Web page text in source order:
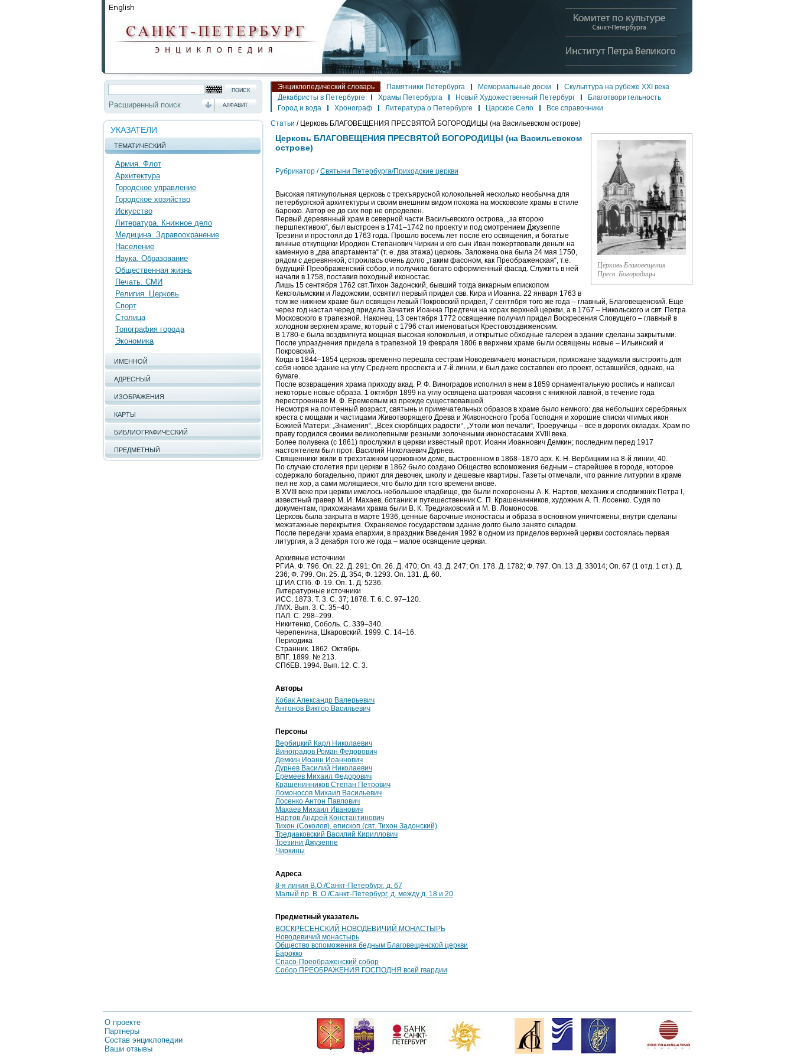
Расширенный поиск АЛФАВИТ
УКАЗАТЕЛИ
ТЕМАТИЧЕСКИЙ
Армия. Флот
Архитектура
Городское управление
Городское хозяйство
Искусство
Литература. Книжное дело
Медицина. Здравоохранение
Население
Наука. Образование
Общественная жизнь
Печать. СМИ
Религия. Церковь
Спорт
Столица
Топография города
Экономика
ИМЕННОЙ
АДРЕСНЫЙ
ИЗОБРАЖЕНИЯ
КАРТЫ
БИБЛИОГРАФИЧЕСКИЙ
ПРЕДМЕТНЫЙ
Энциклопедический словарь Памятники Петербурга Мемориальные доски
Скульптура на рубеже XXI века
Декабристы в Петербурге
Храмы Петербурга Новый Художественный Петербург
Благотворительность
Город и вода
Хронограф Литература о Петербурге Царское Село
Все справочники
Статьи / Церковь БЛАГОВЕЩЕНИЯ ПРЕСВЯТОЙ БОГОРОДИЦЫ (на Васильевском острове)
Церковь Благовещения
Пресв. Богородицы
Церковь БЛАГОВЕЩЕНИЯ ПРЕСВЯТОЙ БОГОРОДИЦЫ (на Васильевском
острове)
Рубрикатор / Святыни Петербурга/Приходские церкви
Высокая пятикупольная церковь с трехъярусной колокольней несколько необычна для
петербургской архитектуры и своим внешним видом похожа на московские храмы в стиле
барокко. Автор ее до сих пор не определен.
Первый деревянный храм в северной части Васильевского острова, „за второю
першпективою“, был выстроен в 1741–1742 по проекту и под смотрением Джузеппе
Трезини и простоял до 1763 года. Прошло восемь лет после его освящения, и богатые
винные откупщики Иродион Степанович Чиркин и его сын Иван пожертвовали деньги на
каменную в „два апартамента“ (т. е. два этажа) церковь. Заложена она была 24 мая 1750,
рядом с деревянной, строилась очень долго „таким фасоном, как Преображенская“, т.е.
будущий Преображенский собор, и получила богато оформленный фасад. Служить в ней
начали в 1758, поставив походный иконостас.
Лишь 15 сентября 1762 свт.Тихон Задонский, бывший тогда викарным епископом
Кексгольмским и Ладожским, освятил первый придел свв. Кира и Иоанна. 22 января 1763 в
том же нижнем храме был освящен левый Покровский придел, 7 сентября того же года – главный, Благовещенский. Еще
через год настал черед придела Зачатия Иоанна Предтечи на хорах верхней церкви, а в 1767 – Никольского и свт. Петра
Московского в трапезной. Наконец, 13 сентября 1772 освящение получил придел Воскресения Словущего – главный в
холодном верхнем храме, который с 1796 стал именоваться Крестовоздвиженским.
В 1780-е была воздвигнута мощная высокая колокольня, и открытые обходные галереи в здании сделаны закрытыми.
После упразднения придела в трапезной 19 февраля 1806 в верхнем храме были освящены новые – Ильинский и
Покровский.
Когда в 1844–1854 церковь временно перешла сестрам Новодевичьего монастыря, прихожане задумали выстроить для
себя новое здание на углу Среднего проспекта и 7-й линии, и был даже составлен его проект, оставшийся, однако, на
бумаге.
После возвращения храма приходу акад. Р. Ф. Виноградов исполнил в нем в 1859 орнаментальную роспись и написал
некоторые новые образа. 1 октября 1899 на углу освящена шатровая часовня с книжной лавкой, в течение года
перестроенная М. Ф. Еремеевым из прежде существовавшей.
Несмотря на почтенный возраст, святынь и примечательных образов в храме было немного: два небольших серебряных
креста с мощами и частицами Животворящего Древа и Живоносного Гроба Господня и хорошие списки чтимых икон
Божией Матери: „Знамения“, „Всех скорбящих радости“, „Утоли моя печали“, Троеручицы – все в дорогих окладах. Храм по
праву гордился своими великолепными резными золочеными иконостасами XVIII века.
Более полувека (с 1861) прослужил в церкви известный прот. Иоанн Иоаннович Демкин; последним перед 1917
настоятелем был прот. Василий Николаевич Дурнев.
Священники жили в трехэтажном церковном доме, выстроенном в 1868–1870 арх. К. Н. Вербицким на 8-й линии, 40.
По случаю столетия при церкви в 1862 было создано Общество вспоможения бедным – старейшее в городе, которое
содержало богадельню, приют для девочек, школу и дешевые квартиры. Газеты отмечали, что ранние литургии в храме
пел не хор, а сами молящиеся, что было для того времени внове.
В XVIII веке при церкви имелось небольшое кладбище, где были похоронены А. К. Нартов, механик и сподвижник Петра I,
известный гравер М. И. Махаев, ботаник и путешественник С. П. Крашенинников, художник А. П. Лосенко. Судя по
документам, прихожанами храма были В. К. Тредиаковский и М. В. Ломоносов.
Церковь была закрыта в марте 1936, ценные барочные иконостасы и образа в основном уничтожены, внутри сделаны
межэтажные перекрытия. Охраняемое государством здание долго было занято складом.
После передачи храма епархии, в праздник Введения 1992 в одном из приделов верхней церкви состоялась первая
литургия, а 3 декабря того же года – малое освящение церкви.
Архивные источники
РГИА. Ф. 796. Оп. 22. Д. 291; Оп. 26. Д. 470; Оп. 43. Д. 247; Оп. 178. Д. 1782; Ф. 797. Оп. 13. Д. 33014; Оп. 67 (1 отд. 1 ст.). Д.
236; Ф. 799. Оп. 25. Д. 354; Ф. 1293. Оп. 131. Д. 60.
ЦГИА СПб. Ф. 19. Оп. 1. Д. 5236.
Литературные источники
ИCC. 1873. Т. 3. С. 37; 1878. Т. 6. С. 97–120.
ЛМХ. Вып. 3. С. 35–40.
ПАЛ. С. 298–299.
Никитенко, Соболь. С. 339–340.
Черепенина, Шкаровский. 1999. С. 14–16.
Периодика
Странник. 1862. Октябрь.
ВПГ. 1899. № 213.
СПбЕВ. 1994. Вып. 12. С. 3.
Авторы
Кобак Александр Валерьевич
Антонов Виктор Васильевич
Персоны
Вербицкий Карл Николаевич
Виноградов Роман Федорович
Демкин Иоанн Иоаннович
Дурнев Василий Николаевич
Еремеев Михаил Федорович
Крашенинников Степан Петрович
Ломоносов Михаил Васильевич
Лосенко Антон Павлович
Махаев Михаил Иванович
Нартов Андрей Константинович
Тихон (Соколов), епископ (свт. Тихон Задонский)
Тредиаковский Василий Кириллович
Трезини Джузеппе
Чиркины
Адреса
8-я линия В.О./Санкт-Петербург, д. 67
Малый пр. В. О./Санкт-Петербург, д. между д. 18 и 20
Предметный указатель
ВОСКРЕСЕНСКИЙ НОВОДЕВИЧИЙ МОНАСТЫРЬ
Новодевичий монастырь
Общество вспоможения бедным Благовещенской церкви
Барокко
Спасо-Преображенский собор
Собор ПРЕОБРАЖЕНИЯ ГОСПОДНЯ всей гвардии
О проекте
Партнеры
Состав энциклопедии
Ваши отзывы